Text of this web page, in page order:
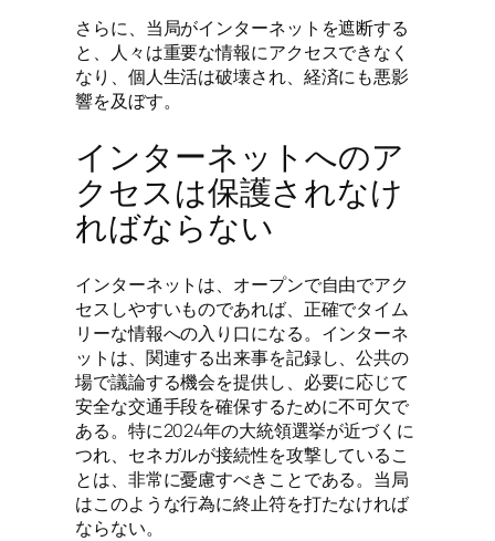
さらに、当局がインターネットを遮断する
と、人々は重要な情報にアクセスできなく
なり、個人生活は破壊され、経済にも悪影
響を及ぼす。
インターネットへのア
クセスは保護されなけ
ればならない
インターネットは、オープンで自由でアク
セスしやすいものであれば、正確でタイム
リーな情報への入り口になる。インターネ
ットは、関連する出来事を記録し、公共の
場で議論する機会を提供し、必要に応じて
安全な交通手段を確保するために不可欠で
ある。特に2024年の大統領選挙が近づくに
つれ、セネガルが接続性を攻撃しているこ
とは、非常に憂慮すべきことである。当局
はこのような行為に終止符を打たなければ
ならない。